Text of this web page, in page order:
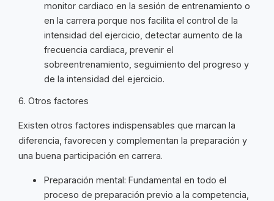
monitor cardiaco en la sesión de entrenamiento o
en la carrera porque nos facilita el control de la
intensidad del ejercicio, detectar aumento de la
frecuencia cardiaca, prevenir el
sobreentrenamiento, seguimiento del progreso y
de la intensidad del ejercicio.
6. Otros factores
Existen otros factores indispensables que marcan la
diferencia, favorecen y complementan la preparación y
una buena participación en carrera.
Preparación mental: Fundamental en todo el
proceso de preparación previo a la competencia,